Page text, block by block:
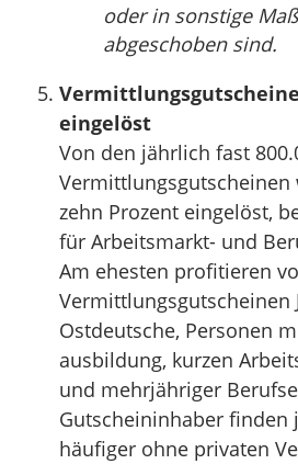
oder in sonstige
abgeschoben sind.
eingelöst
Von den jährlich fast
Vermittlungsgutscheinen
zehn Prozent eingelöst,
für Arbeitsmarkt- und
Am ehesten profitieren
Vermittlungsgutscheinen
Ostdeutsche, Personen
ausbildung, kurzen
und mehrjähriger
Gutscheininhaber finden
häufiger ohne privaten